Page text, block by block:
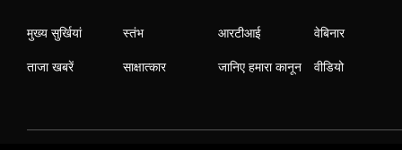
मुख्य सुर्खियां
ताजा खबरें
स्तंभ
साक्षात्कार
आरटीआई
जानिए हमारा कानून
वेबिनार
वीडियो